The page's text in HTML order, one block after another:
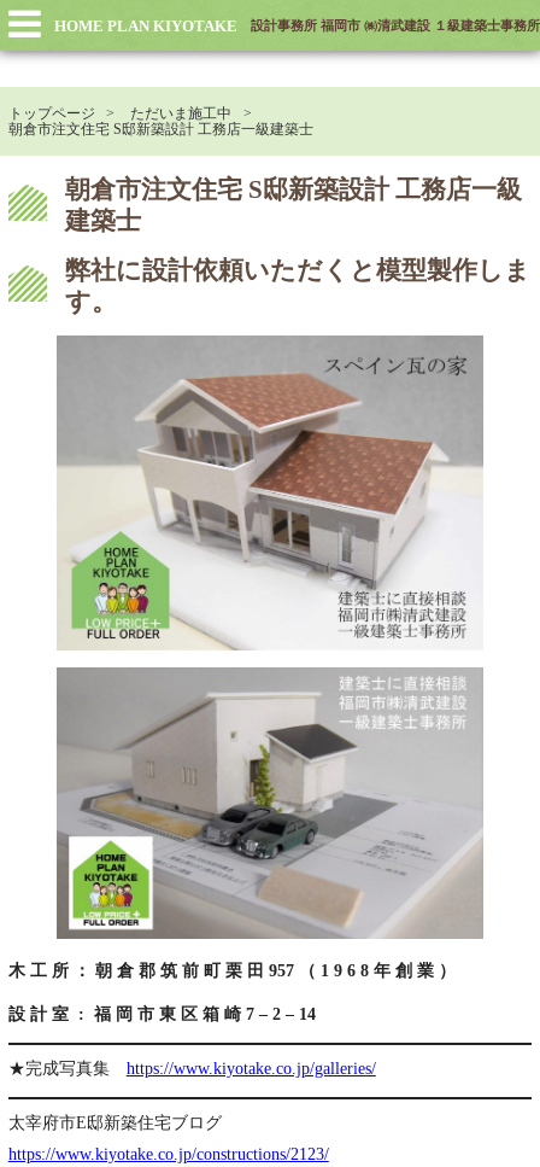
HOME PLAN KIYOTAKE 設計事務所 福岡市 ㈱清武建設 １級建築士事務所
トップページ
ただいま施工中
朝倉市注文住宅 S邸新築設計 工務店一級建築士
朝倉市注文住宅 S邸新築設計 工務店一級
建築士
弊社に設計依頼いただくと模型製作しま
す。
木 工 所 ： 朝 倉 郡 筑 前 町 栗 田 957 （ 1 9 6 8 年 創 業 ）
設 計 室 : 福 岡 市 東 区 箱 崎 7 – 2 – 14
★完成写真集 https://www.kiyotake.co.jp/galleries/
太宰府市E邸新築住宅ブログ
https://www.kiyotake.co.jp/constructions/2123/